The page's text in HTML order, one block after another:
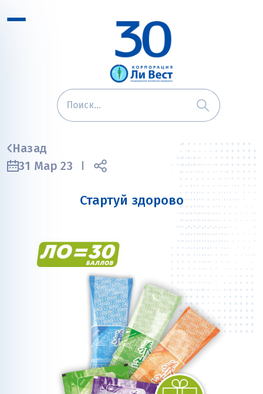
Назад
31 Мар 23
Стартуй здорово